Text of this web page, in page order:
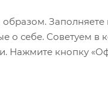
о себе. Советуем в
Нажмите кнопку